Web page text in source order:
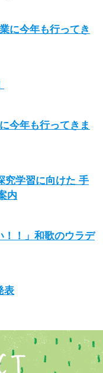
に今年も行ってき
今年も行ってきま
学習に向けた ⼿
内
！」和歌のウラデ
表